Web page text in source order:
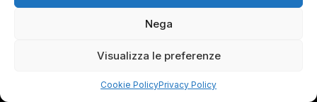
Nega
Visualizza le preferenze
Cookie PolicyPrivacy Policy